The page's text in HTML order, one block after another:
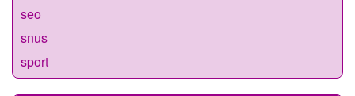
seo
snus
sport